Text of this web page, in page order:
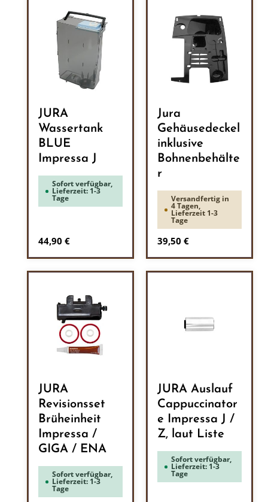
JURA
Wassertank
BLUE
Impressa J
Sofort verfügbar,
Lieferzeit: 1-3
Tage
Regulärer Preis:
44,90 €
Jura
Gehäusedeckel
inklusive
Bohnenbehälte
r
Versandfertig in
4 Tagen,
Lieferzeit 1-3
Tage
Regulärer Preis:
39,50 €
JURA
Revisionsset
Brüheinheit
Impressa /
GIGA / ENA
Sofort verfügbar,
Lieferzeit: 1-3
Tage
JURA Auslauf
Cappuccinator
e Impressa J /
Z, laut Liste
Sofort verfügbar,
Lieferzeit: 1-3
Tage